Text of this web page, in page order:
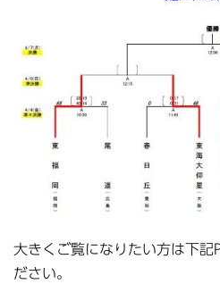
大きくご覧になりたい方は下記
ださい。